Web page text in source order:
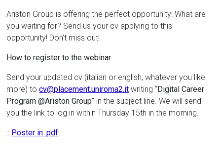
Ariston Group is offering the perfect opportunity! What are
you waiting for? Send us your cv applying to this
opportunity! Don’t miss out!
How to register to the webinar
Send your updated cv (italian or english, whatever you like
more) tocv@placement.uniroma2.it writing “Digital Career
Program @Ariston Group” in the subject line. We will send
you the link to log in within Thursday 15th in the morning.
:: Poster in .pdf